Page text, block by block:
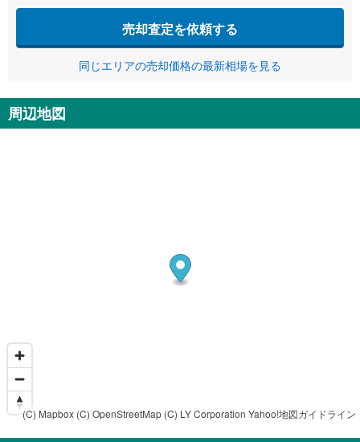
売却査定を依頼する
同じエリアの売却価格の最新相場を見る
周辺地図
(C) Mapbox (C) OpenStreetMap (C) LY Corporation Yahoo!地図ガイドライン